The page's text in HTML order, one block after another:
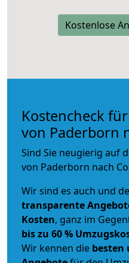
Kostenlose
Kostencheck
von Paderborn
Sind Sie neugierig auf
von Paderborn nach
Wir sind es auch und
transparente
Kosten, ganz im
bis zu 60 %
Wir kennen die besten